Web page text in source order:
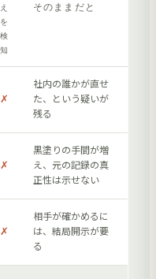
え
を
検
知
そのままだと
✗
社内の誰かが直せ
た、という疑いが
残る
✗
黒塗りの手間が増
え、元の記録の真
正性は示せない
✗
相手が確かめるに
は、結局開示が要
る